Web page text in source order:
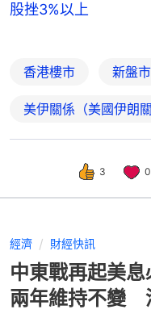
股挫3%以上
香港樓市 新盤
美伊關係（美國伊朗關
3 0
經濟 財經快訊
中東戰再起美
兩年維持不變